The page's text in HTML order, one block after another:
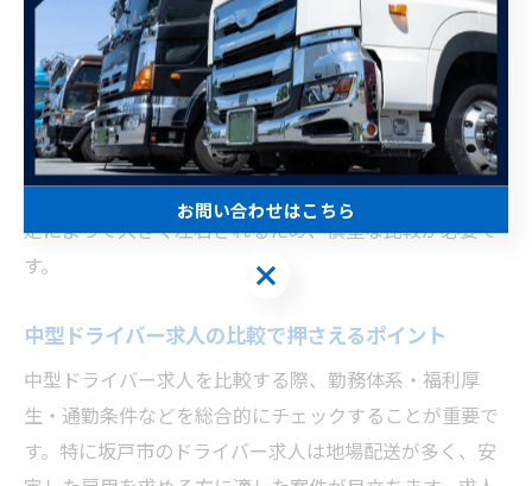
時間を確保しやすくなり、心身の健康維持にもつながり
ます。
求人情報を比較する際は、勤務地の住所や最寄り駅、車
通勤の可否、駐車場の有無なども確認しましょう。働き
やすさや継続勤務のしやすさは、通勤や生活リズムの安
定によって大きく左右されるため、慎重な比較が必要で
す。
中型ドライバー求人の比較で押さえるポイント
中型ドライバー求人を比較する際、勤務体系・福利厚
生・通勤条件などを総合的にチェックすることが重要で
す。特に坂戸市のドライバー求人は地場配送が多く、安
お問い合わせはこちら
お問い合わせはこちら